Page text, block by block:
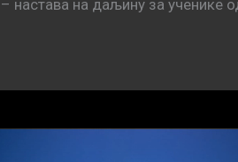
настава на даљину за ученике